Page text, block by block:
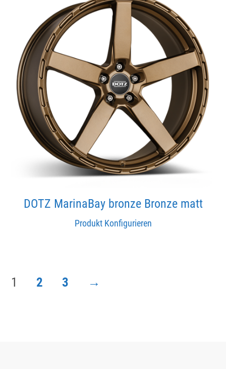
DOTZ MarinaBay bronze Bronze matt
Produkt Konfigurieren
1 2 3 →